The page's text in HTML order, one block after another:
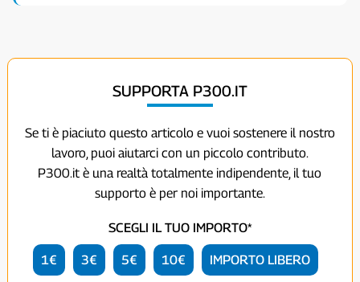
SUPPORTA P300.IT
Se ti è piaciuto questo articolo e vuoi sostenere il nostro
lavoro, puoi aiutarci con un piccolo contributo.
P300.it è una realtà totalmente indipendente, il tuo
supporto è per noi importante.
SCEGLI IL TUO IMPORTO*
1€ 3€ 5€ 10€ IMPORTO LIBERO